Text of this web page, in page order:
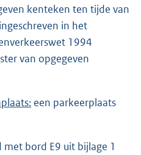
kenteken ten tijde van
in het
1994
van opgegeven
een parkeerplaats
met bord E9 uit bijlage 1